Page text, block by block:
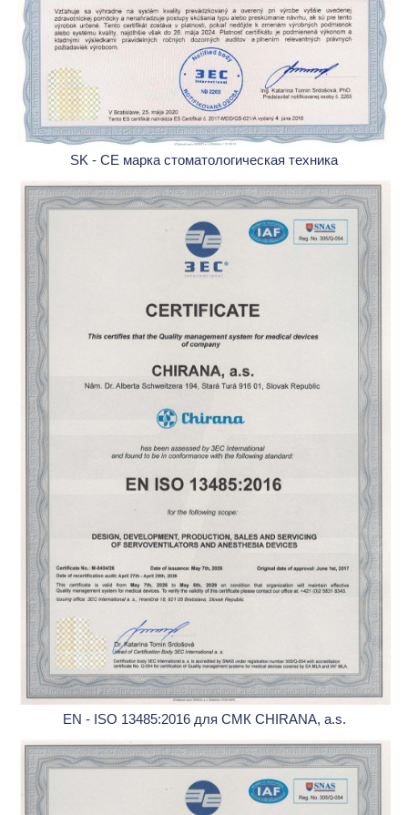
SK - CE марка стоматологическая техника
EN - ISO 13485:2016 для СМК CHIRANA, a.s.